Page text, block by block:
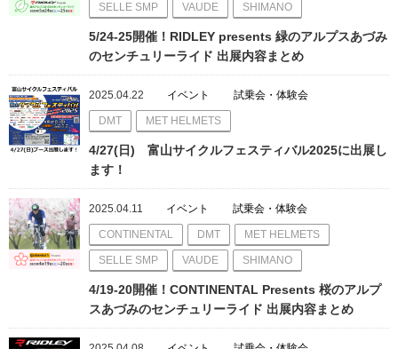
SELLE SMP VAUDE SHIMANO
5/24-25開催！RIDLEY presents 緑のアルプスあづみ
のセンチュリーライド 出展内容まとめ
2025.04.22 イベント 試乗会・体験会
DMT MET HELMETS
4/27(日) 富山サイクルフェスティバル2025に出展し
ます！
2025.04.11 イベント 試乗会・体験会
CONTINENTAL DMT MET HELMETS
SELLE SMP VAUDE SHIMANO
4/19-20開催！CONTINENTAL Presents 桜のアルプ
スあづみのセンチュリーライド 出展内容まとめ